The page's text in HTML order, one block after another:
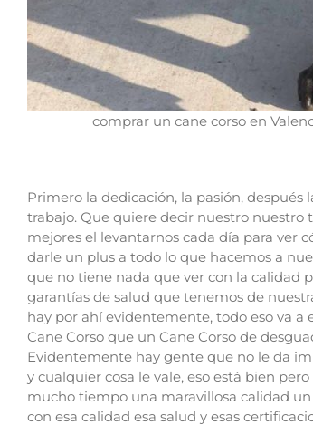
comprar un cane corso en
Primero la dedicación, la pasión,
trabajo. Que quiere decir nuestro nuestro
mejores el levantarnos cada día para ver
darle un plus a todo lo que hacemos a
que no tiene nada que ver con la calidad
garantías de salud que tenemos de
hay por ahí evidentemente, todo eso va a
Cane Corso que un Cane Corso de
Evidentemente hay gente que no le da
y cualquier cosa le vale, eso está bien
mucho tiempo una maravillosa calidad
con esa calidad esa salud y esas